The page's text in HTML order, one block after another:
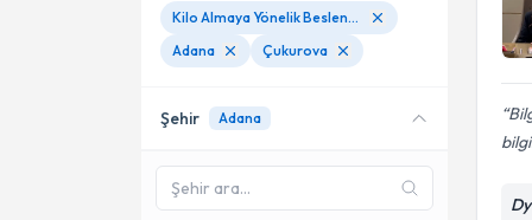
Kilo Almaya Yönelik Beslenme
Adana
Çukurova
Şehir Adana